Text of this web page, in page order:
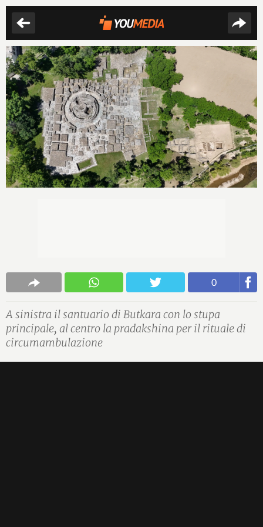
0
A sinistra il santuario di Butkara con lo stupa
principale, al centro la pradakshina per il rituale di
circumambulazione